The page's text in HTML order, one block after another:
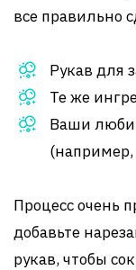
все правильно
Рукав для
Те же
Ваши
Процесс очень
добавьте
рукав, чтобы